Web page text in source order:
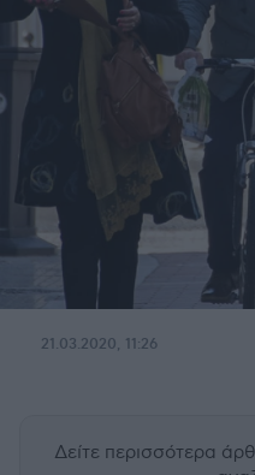
21.03.2020, 11:26
Δείτε περισσότερα